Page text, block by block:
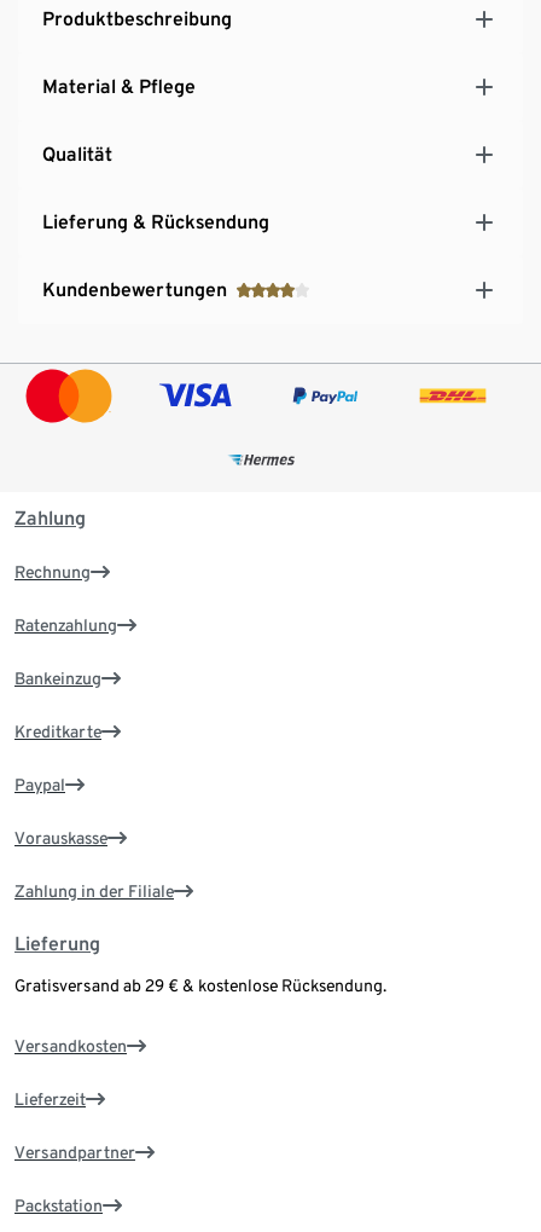
Produktbeschreibung
Material & Pflege
Qualität
Lieferung & Rücksendung
Kundenbewertungen
Zahlung
Rechnung
Ratenzahlung
Bankeinzug
Kreditkarte
Paypal
Vorauskasse
Zahlung in der Filiale
Lieferung
Gratisversand ab 29 € & kostenlose Rücksendung.
Versandkosten
Lieferzeit
Versandpartner
Packstation